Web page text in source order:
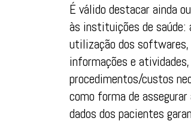
É válido destacar ainda
às instituições de saúde:
utilização dos softwares,
informações e
procedimentos/custos
como forma de
dados dos pacientes